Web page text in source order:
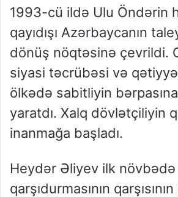
1993-cü ildə Ulu Öndərin
qayıdışı Azərbaycanın
dönüş nöqtəsinə çevrildi.
siyasi təcrübəsi və
ölkədə sabitliyin
yaratdı. Xalq dövlətçiliyin
inanmağa başladı.
Heydər Əliyev ilk
qarşıdurmasının